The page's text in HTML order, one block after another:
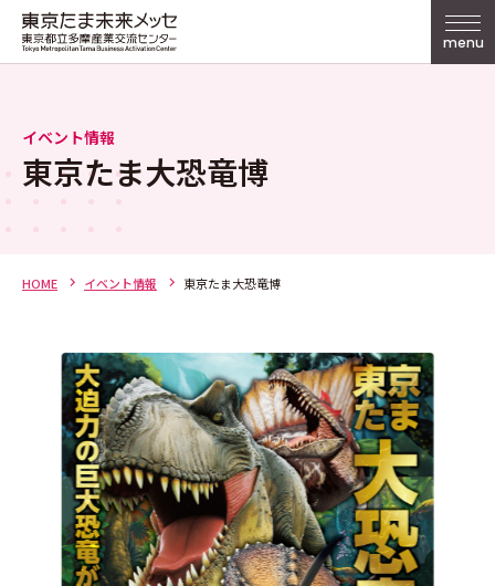
menu
イベント情報
東京たま大恐竜博
HOME イベント情報 東京たま大恐竜博